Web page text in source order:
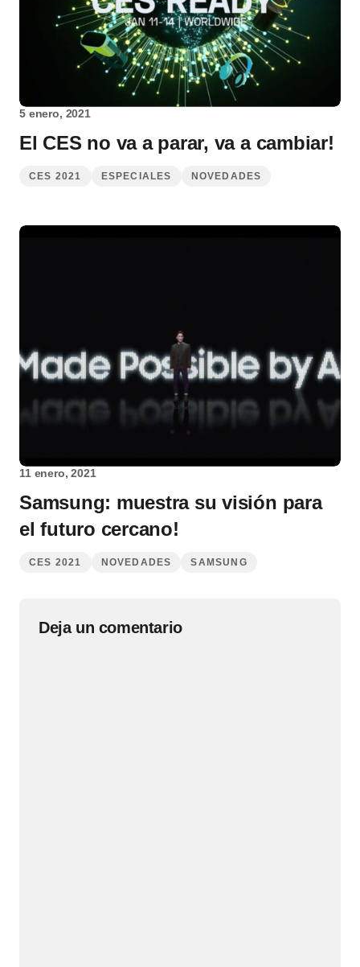
5 enero, 2021
El CES no va a parar, va a cambiar!
CES 2021 ESPECIALES NOVEDADES
11 enero, 2021
Samsung: muestra su visión para
el futuro cercano!
CES 2021 NOVEDADES SAMSUNG
Deja un comentario